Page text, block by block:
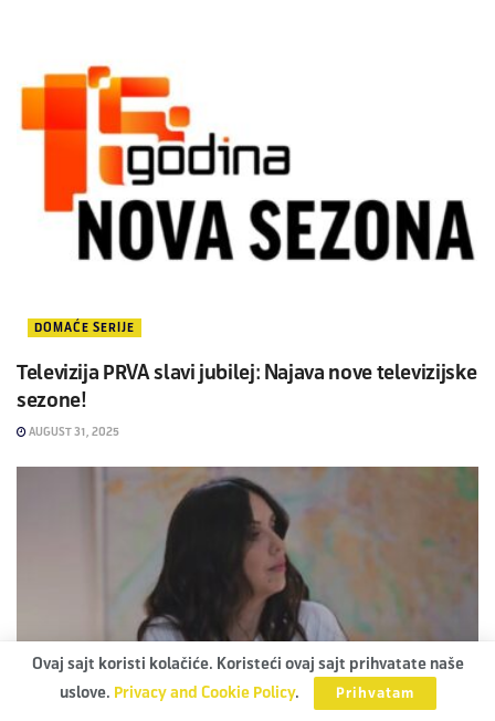
DOMAĆE SERIJE
Televizija PRVA slavi jubilej: Najava nove televizijske
sezone!
AUGUST 31, 2025
Ovaj sajt koristi kolačiće. Koristeći ovaj sajt prihvatate naše
uslove. Privacy and Cookie Policy. Prihvatam